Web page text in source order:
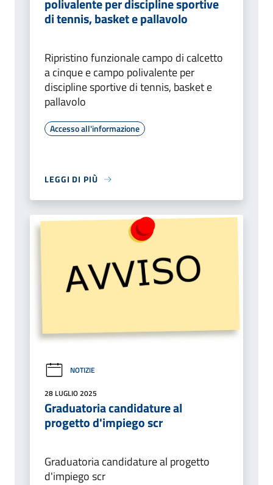
polivalente per discipline sportive
di tennis, basket e pallavolo
Ripristino funzionale campo di calcetto
a cinque e campo polivalente per
discipline sportive di tennis, basket e
pallavolo
Accesso all'informazione
LEGGI DI PIÙ
NOTIZIE
28 LUGLIO 2025
Graduatoria candidature al
progetto d'impiego scr
Graduatoria candidature al progetto
d'impiego scr